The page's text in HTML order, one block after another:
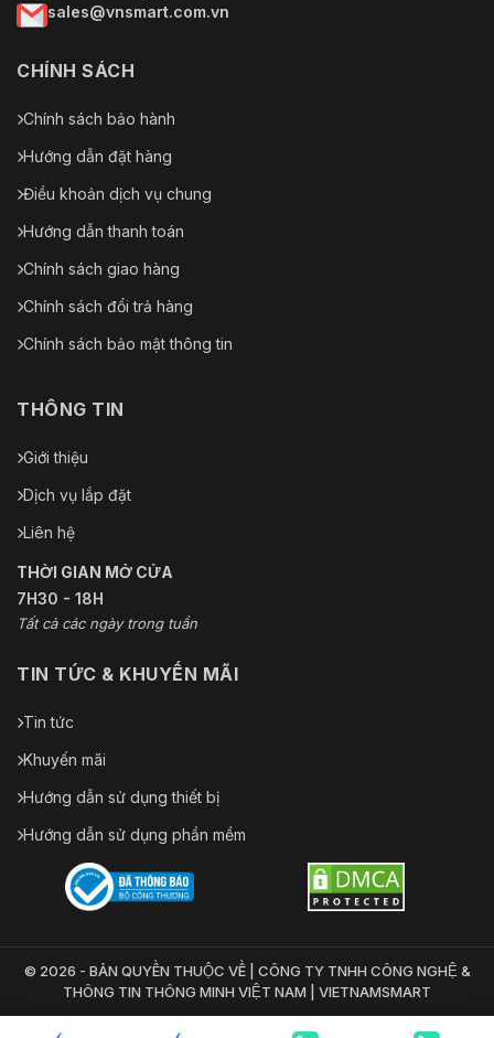
sales@vnsmart.com.vn
CHÍNH SÁCH
Chính sách bảo hành
Hướng dẫn đặt hàng
Điều khoản dịch vụ chung
Hướng dẫn thanh toán
Chính sách giao hàng
Chính sách đổi trả hàng
Chính sách bảo mật thông tin
THÔNG TIN
Giới thiệu
Dịch vụ lắp đặt
Liên hệ
THỜI GIAN MỞ CỬA
7H30 - 18H
Tất cả các ngày trong tuần
TIN TỨC & KHUYẾN MÃI
Tin tức
Khuyến mãi
Hướng dẫn sử dụng thiết bị
Hướng dẫn sử dụng phần mềm
© 2026 - BẢN QUYỀN THUỘC VỀ | CÔNG TY TNHH CÔNG NGHỆ &
THÔNG TIN THÔNG MINH VIỆT NAM | VIETNAMSMART